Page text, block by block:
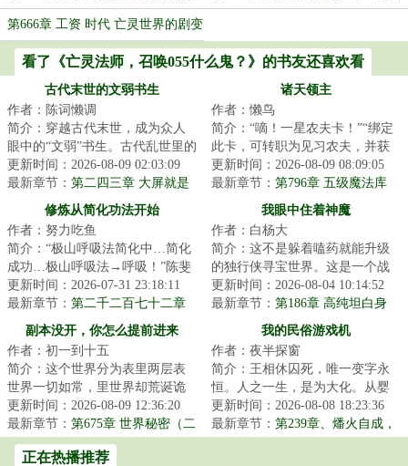
朗 瀚海漫卷红旗
第666章 工资 时代 亡灵世界的剧变
看了《亡灵法师，召唤055什么鬼？》的书友还喜欢看
古代末世的文弱书生
作者：陈词懒调
简介：穿越古代末世，成为众人
眼中的“文弱”书生。古代乱世里的
逃生、打怪、基建文。...
更新时间：2026-08-09 02:03:09
最新章节： 第二四三章 大屏就是
诸天领主
作者：懒鸟
简介：“嘀！一星农夫卡！”“绑定
此卡，可转职为见习农夫，并获
得职业天赋所耕种的土地肥沃度
被动增加%...
更新时间：2026-08-09 08:09:05
最新章节： 第796章 五级魔法库
修炼从简化功法开始
作者：努力吃鱼
简介：“极山呼吸法简化中…简化
成功…极山呼吸法→呼吸！”陈斐
深吸了一口气。“极山呼吸法经验
值+。”...
更新时间：2026-07-31 23:18:11
最新章节： 第二千二百七十二章
至强者
我眼中住着神魔
作者：白杨大
简介：这不是躲着嗑药就能升级
的独行侠寻宝世界。这是一个战
队为王、团战对决的群像玄幻世
界……撩你，是...
更新时间：2026-08-04 10:14:52
最新章节： 第186章 高纯坦白身
份，画大饼
副本没开，你怎么提前进来
了？！
作者：初一到十五
简介：这个世界分为表里两层表
世界一切如常，里世界却荒诞诡
谲那里，超凡与扭曲并行，罪恶
与欲念滋长一旦...
更新时间：2026-08-09 12:36:20
最新章节： 第675章 世界秘密（二
合一）
我的民俗游戏机
作者：夜半探窗
简介：王相休囚死，唯一变字永
恒。人之一生，是为大化。从婴
孩，至少壮，到老耄，最后也逃
不开死亡。许峰...
更新时间：2026-08-08 18:23:36
最新章节： 第239章、燔火自成，
正在热播推荐